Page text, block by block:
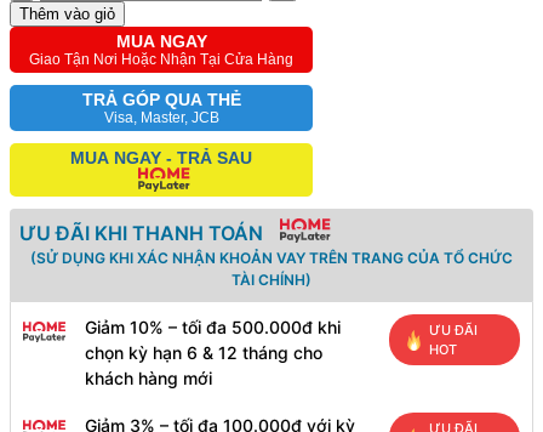
Thêm vào giỏ
MUA NGAY
Giao Tận Nơi Hoặc Nhận Tại Cửa Hàng
TRẢ GÓP QUA THẺ
Visa, Master, JCB
MUA NGAY - TRẢ SAU
ƯU ĐÃI KHI THANH TOÁN
(SỬ DỤNG KHI XÁC NHẬN KHOẢN VAY TRÊN TRANG CỦA TỔ CHỨC
TÀI CHÍNH)
Giảm 10% – tối đa 500.000đ khi
chọn kỳ hạn 6 & 12 tháng cho
khách hàng mới
ƯU ĐÃI
HOT
Giảm 3% – tối đa 100.000đ với kỳ